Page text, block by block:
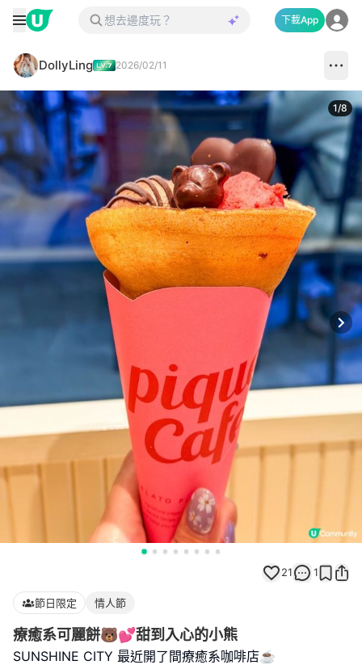
下載App
DollyLing 2026/02/11
1/8
21 1
節日限定 情人節
療癒系可麗餅🐻💕甜到入心的小熊
SUNSHINE CITY 最近開了間療癒系咖啡店☕️